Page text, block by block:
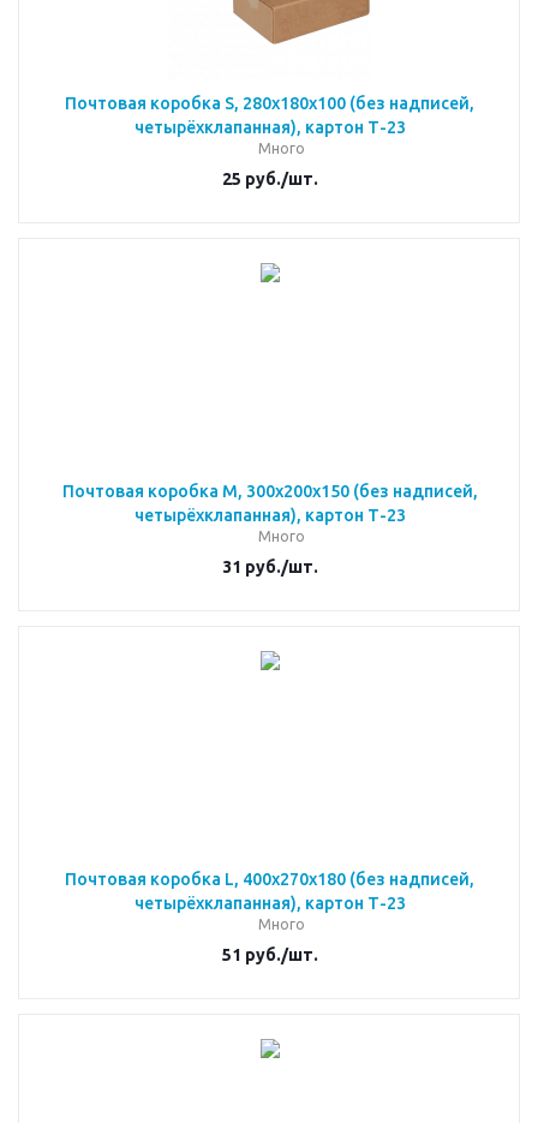
Почтовая коробка S, 280x180x100 (без надписей,
четырёхклапанная), картон Т-23
Много
25 руб./шт.
Почтовая коробка M, 300x200x150 (без надписей,
четырёхклапанная), картон Т-23
Много
31 руб./шт.
Почтовая коробка L, 400x270x180 (без надписей,
четырёхклапанная), картон Т-23
Много
51 руб./шт.